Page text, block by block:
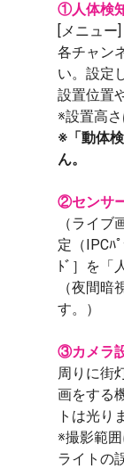
①人体検
[メニュ
各チャン
い。設定
設置位置
※設置高
※「動体
ん。
②センサ
（ライ
定（IPCﾊ
ﾄﾞ］を「
（夜間
す。）
③カメラ
周りに街
画をする
トは光り
※撮影範
ライトの